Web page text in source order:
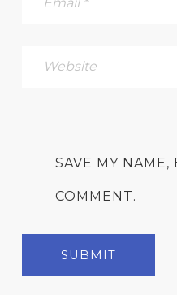
SAVE MY
COMMENT.